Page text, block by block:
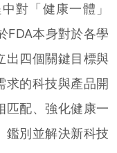
「健康一體」
FDA本身對於各學
出四個關鍵目標與
求的科技與產品開
匹配、強化健康一
鑑別並解決新科技